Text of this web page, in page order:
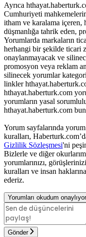
Ayrıca
Cumhuriyeti
itham ve karalama içeren,
düşmanlığa tahrik eden,
Yorumlarda markaların
herhangi bir şekilde ticari
onaylanmayacak ve
promosyon veya reklam
silinecek yorumlar
linkler
hthayat.haberturk.com
yorumların yasal
hthayat.haberturk.com
Yorum sayfalarında
kuralları,
Gizlilik Sözleşmesi'ni
Bizlerle ve diğer
yorumlarınızı,
kuralları ve insan
ederiz.
Yorumları okudum
Gönder